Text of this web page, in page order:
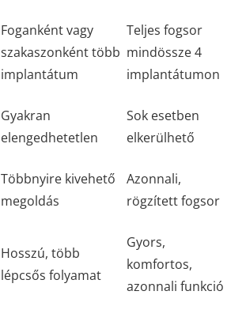
Foganként vagy
szakaszonként több
implantátum
Teljes fogsor
mindössze 4
implantátumon
Gyakran
elengedhetetlen
Sok esetben
elkerülhető
Többnyire kivehető
megoldás
Azonnali,
rögzített fogsor
Hosszú, több
lépcsős folyamat
Gyors,
komfortos,
azonnali funkció